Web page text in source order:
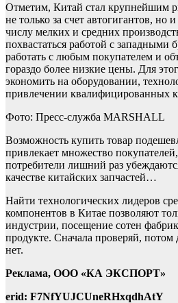
Отметим, Китай стал крупнейшим
не только за счет автогигантов, но
числу мелких и средних
похвастаться работой с западными
работать с любым покупателем и
гораздо более низкие цены. Для
экономить на оборудовании,
привлечении квалифицированных
Фото: Пресс-служба MARSHALL
Возможность купить товар
привлекает множество
потребители лишний раз
качестве китайских запчастей…
Найти технологических лидеров
компонентов в Китае позволяют
индустрии, посещение сотен
продукте. Сначала проверяй,
нет.
Реклама, ООО «КА ЭКСПОРТ»
erid: F7NfYUJCUneRHxqdhAtY